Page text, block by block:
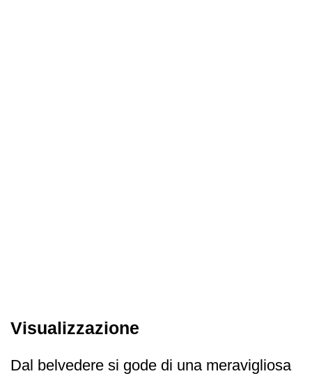
Visualizzazione
Dal belvedere si gode di una meravigliosa